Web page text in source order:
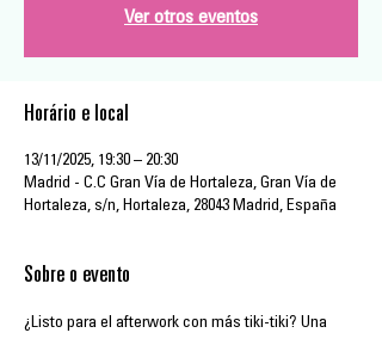
Ver otros eventos
Horário e local
13/11/2025, 19:30 – 20:30
Madrid - C.C Gran Vía de Hortaleza, Gran Vía de
Hortaleza, s/n, Hortaleza, 28043 Madrid, España
Sobre o evento
¿Listo para el afterwork con más tiki-tiki? Una